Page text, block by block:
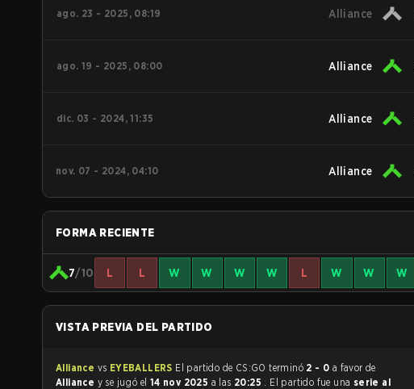
ago. 23 - 2025, 08:19 Alliance
ago. 19 - 2025, 08:00 Alliance
dic. 03 - 2024, 11:35 Alliance
nov. 07 - 2024, 04:10 Alliance
FORMA RECIENTE
7/10 L L W W W W L W W W
VISTA PREVIA DEL PARTIDO
Alliance vs EYEBALLERS El partido de CS:GO terminó 2 - 0 a favor de
Alliance y se jugó el 14 nov 2025 a las 20:25 . El partido fue una serie al